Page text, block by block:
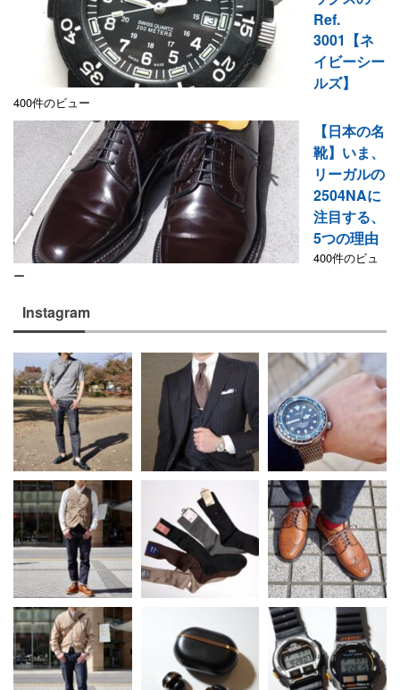
Ref.
3001【ネ
イビーシー
ルズ】
400件のビュー
【日本の名
靴】いま、
リーガルの
2504NAに
注目する、
5つの理由
400件のビュ
ー
Instagram